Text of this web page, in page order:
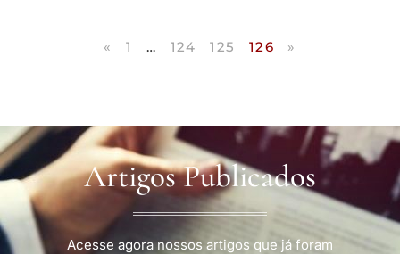
« 1 … 124 125 126 »
Artigos Publicados
Acesse agora nossos artigos que já foram